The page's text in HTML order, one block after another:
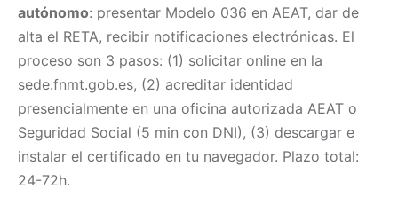
autónomo: presentar Modelo 036 en AEAT, dar de
alta el RETA, recibir notificaciones electrónicas. El
proceso son 3 pasos: (1) solicitar online en la
sede.fnmt.gob.es, (2) acreditar identidad
presencialmente en una oficina autorizada AEAT o
Seguridad Social (5 min con DNI), (3) descargar e
instalar el certificado en tu navegador. Plazo total:
24-72h.